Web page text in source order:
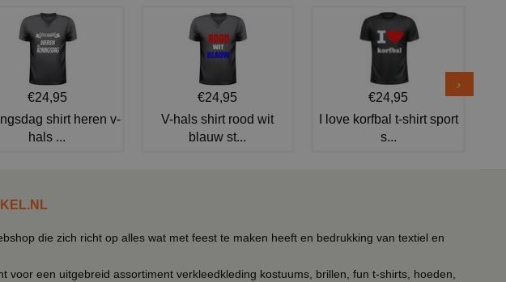
€24,95
shirt heren v-
hals ...
€24,95
V-hals shirt rood wit
blauw st...
€24,95
I love korfbal t-shirt sport
s...
die zich richt op alles wat met feest te maken heeft en bedrukking van textiel en
voor een uitgebreid assortiment verkleedkleding kostuums, brillen, fun t-shirts, hoeden,